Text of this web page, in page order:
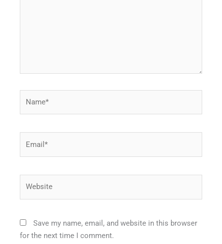
Save my name, email, and website in this browser
for the next time I comment.